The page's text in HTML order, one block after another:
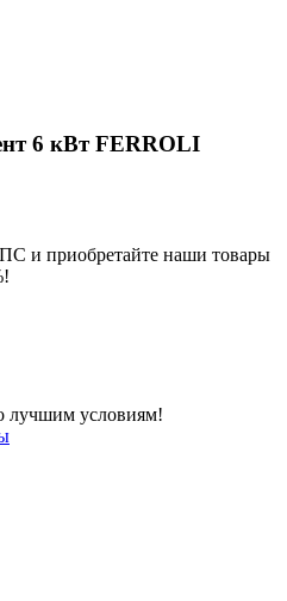
6 кВт FERROLI
и приобретайте наши товары
лучшим условиям!